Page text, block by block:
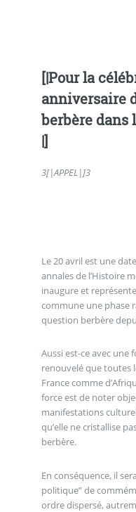
[|Pour la
anniversaire
berbère dans
|]
3[|APPEL|]3
Le 20 avril est une
annales de l’Histoire
inaugure et
commune une phase
question berbère
Aussi est-ce avec une
renouvelé que toutes
France comme
force est de noter
manifestations
qu’elle ne cristallise
berbère.
En conséquence, il
politique” de
ordre dispersé,